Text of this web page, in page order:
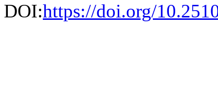
DOI:https://doi.org/